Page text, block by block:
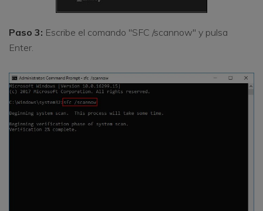
Paso 3: Escribe el comando "SFC /scannow" y pulsa
Enter.